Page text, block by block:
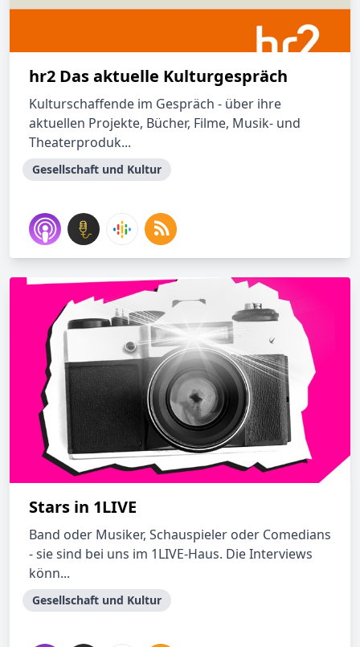
hr2 Das aktuelle Kulturgespräch
Kulturschaffende im Gespräch - über ihre
aktuellen Projekte, Bücher, Filme, Musik- und
Theaterproduk...
Gesellschaft und Kultur
Stars in 1LIVE
Band oder Musiker, Schauspieler oder Comedians
- sie sind bei uns im 1LIVE-Haus. Die Interviews
könn...
Gesellschaft und Kultur